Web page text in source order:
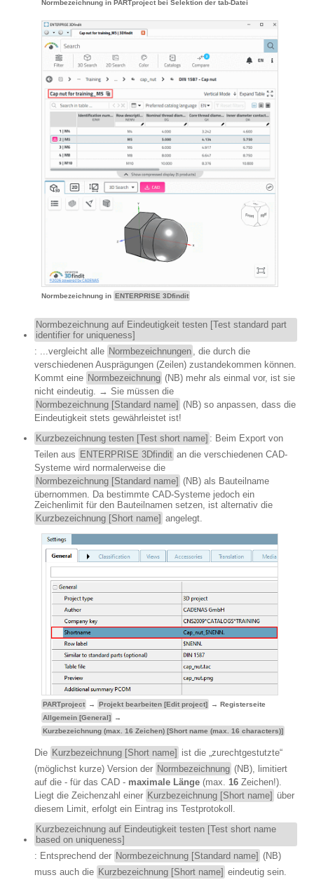
Normbezeichnung in PARTproject bei Selektion der tab-Datei
Normbezeichnung in ENTERPRISE 3Dfindit
Normbezeichnung auf Eindeutigkeit testen [Test standard part
identifier for uniqueness]
: ...vergleicht alle Normbezeichnungen , die durch die
verschiedenen Ausprägungen (Zeilen) zustandekommen können.
Kommt eine Normbezeichnung (NB) mehr als einmal vor, ist sie
nicht eindeutig. → Sie müssen die
Normbezeichnung [Standard name] (NB) so anpassen, dass die
Eindeutigkeit stets gewährleistet ist!
Kurzbezeichnung testen [Test short name] : Beim Export von
Teilen aus ENTERPRISE 3Dfindit an die verschiedenen CAD-
Systeme wird normalerweise die
Normbezeichnung [Standard name] (NB) als Bauteilname
übernommen. Da bestimmte CAD-Systeme jedoch ein
Zeichenlimit für den Bauteilnamen setzen, ist alternativ die
Kurzbezeichnung [Short name] angelegt.
PARTproject → Projekt bearbeiten [Edit project]
→ Registerseite
Allgemein [General]
→
Kurzbezeichnung (max. 16 Zeichen) [Short name (max. 16 characters)]
Die Kurzbezeichnung [Short name] ist die „zurechtgestutzte“
(möglichst kurze) Version der Normbezeichnung (NB), limitiert
auf die - für das CAD - maximale Länge (max. 16 Zeichen!).
Liegt die Zeichenzahl einer Kurzbezeichnung [Short name] über
diesem Limit, erfolgt ein Eintrag ins Testprotokoll.
Kurzbezeichnung auf Eindeutigkeit testen [Test short name
based on uniqueness]
: Entsprechend der Normbezeichnung [Standard name] (NB)
muss auch die Kurzbezeichnung [Short name] eindeutig sein.